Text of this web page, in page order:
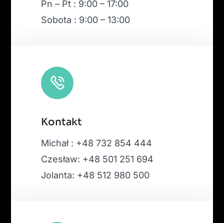
Pn – Pt : 9:00 – 17:00
Sobota : 9:00 – 13:00
Kontakt
Michał : +48 732 854 444
Czesław: +48 501 251 694
Jolanta: +48 512 980 500